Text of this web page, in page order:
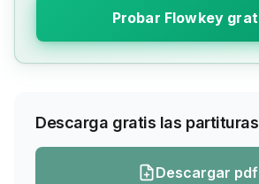
Probar Flowkey
Descarga gratis las
Descargar pdf